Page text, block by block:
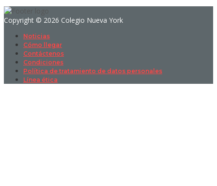
Copyright © 2026 Colegio Nueva York
Noticias
Cómo llegar
Contáctenos
Condiciones
Política de tratamiento de datos personales
Línea ética